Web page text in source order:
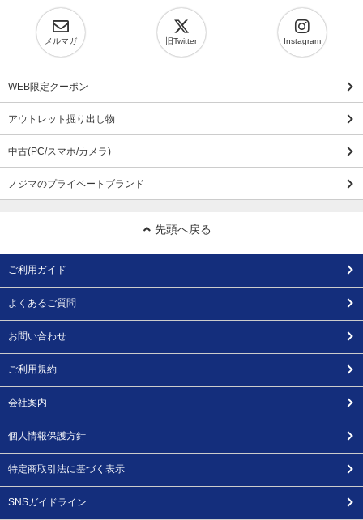
メルマガ 旧Twitter Instagram
WEB限定クーポン
アウトレット掘り出し物
中古(PC/スマホ/カメラ)
ノジマのプライベートブランド
先頭へ戻る
ご利用ガイド
よくあるご質問
お問い合わせ
ご利用規約
会社案内
個人情報保護方針
特定商取引法に基づく表示
SNSガイドライン